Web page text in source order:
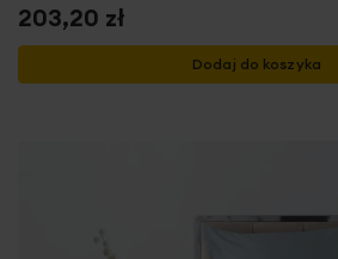
203,20 zł
Dodaj do koszyka